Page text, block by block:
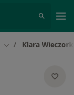
Zmień miasto
Klara